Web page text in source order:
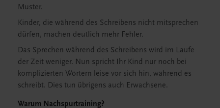
Muster.
Kinder, die während des Schreibens nicht mitsprechen
dürfen, machen deutlich mehr Fehler.
Das Sprechen während des Schreibens wird im Laufe
der Zeit weniger. Nun spricht Ihr Kind nur noch bei
komplizierten Wörtern leise vor sich hin, während es
schreibt. Dies tun übrigens auch Erwachsene.
Warum Nachspurtraining?